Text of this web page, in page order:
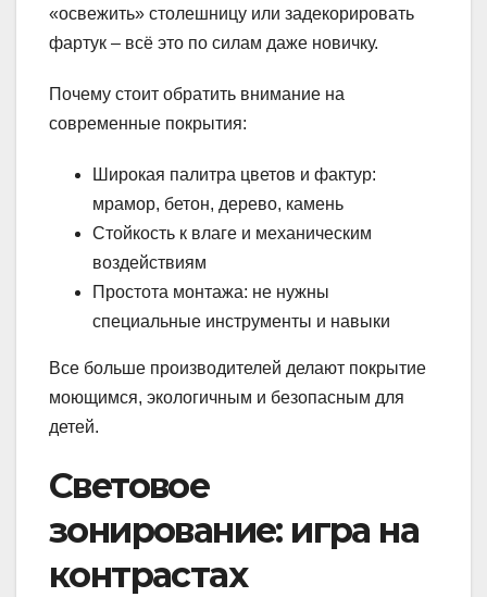
«освежить» столешницу или задекорировать
фартук – всё это по силам даже новичку.
Почему стоит обратить внимание на
современные покрытия:
Широкая палитра цветов и фактур:
мрамор, бетон, дерево, камень
Стойкость к влаге и механическим
воздействиям
Простота монтажа: не нужны
специальные инструменты и навыки
Все больше производителей делают покрытие
моющимся, экологичным и безопасным для
детей.
Световое
зонирование: игра на
контрастах